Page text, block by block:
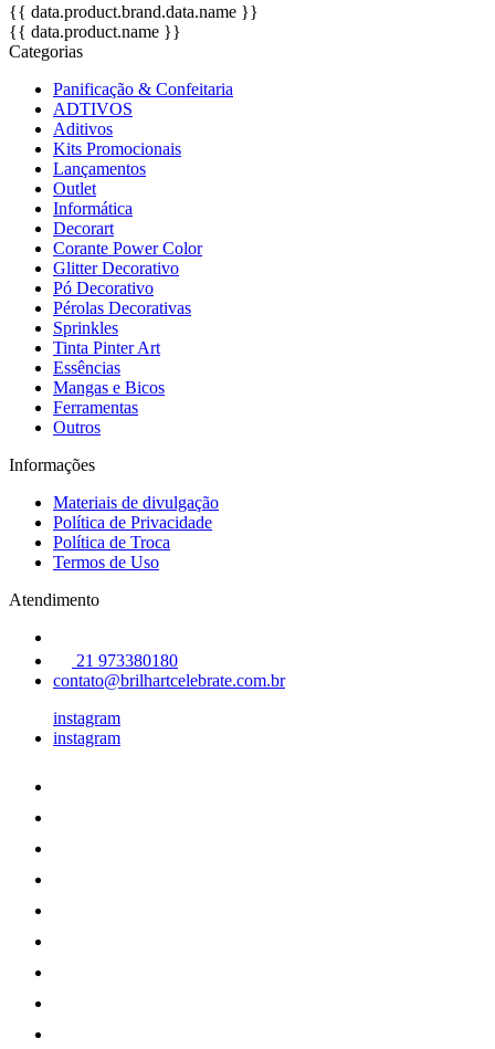
{{ data.product.brand.data.name }}
{{ data.product.name }}
Categorias
Panificação & Confeitaria
ADTIVOS
Aditivos
Kits Promocionais
Lançamentos
Outlet
Informática
Decorart
Corante Power Color
Glitter Decorativo
Pó Decorativo
Pérolas Decorativas
Sprinkles
Tinta Pinter Art
Essências
Mangas e Bicos
Ferramentas
Outros
Informações
Materiais de divulgação
Política de Privacidade
Política de Troca
Termos de Uso
Atendimento
21 973380180
contato@brilhartcelebrate.com.br
instagram
instagram